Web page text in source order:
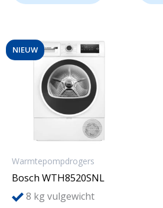
NIEUW
Warmtepompdrogers
Bosch WTH8520SNL
8 kg vulgewicht